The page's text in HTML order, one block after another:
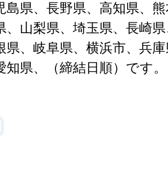
島県、長野県、高知県、
、山梨県、埼玉県、長崎
県、岐阜県、横浜市、兵
知県、（締結日順）です。